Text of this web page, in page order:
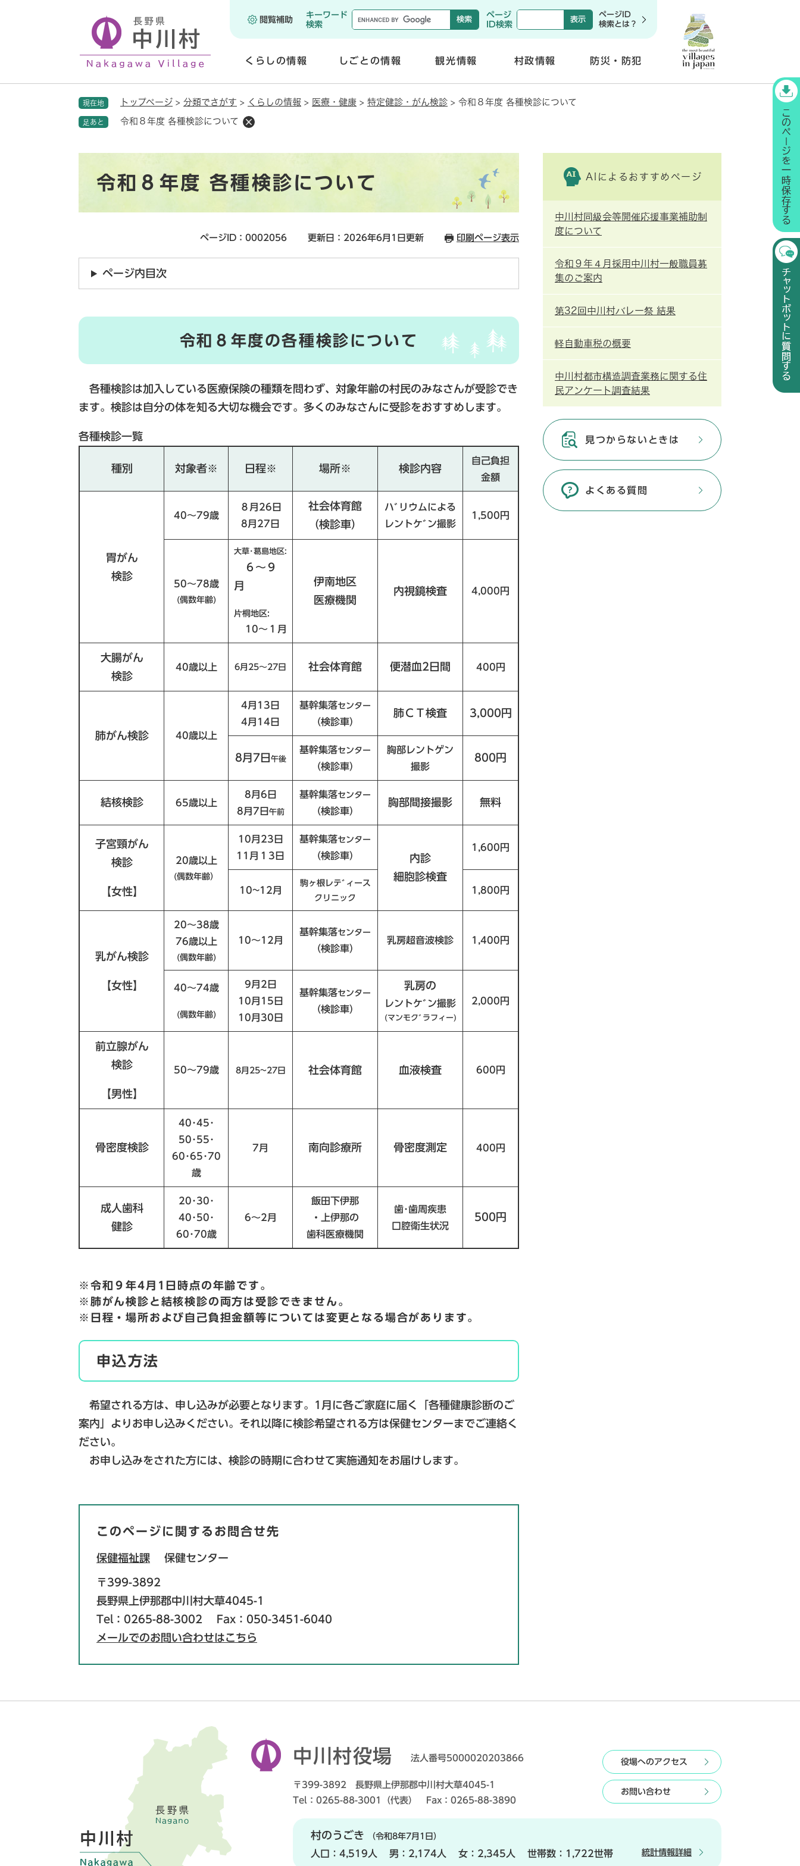
メニューを飛ばして本文へ
閲覧補助
キーワード
検索
ページ
ID検索
ページID
検索とは？
くらしの情報
く
しごとの情報
く
観光情報 村政情報
く
防災・防犯
現在地 トップページ > 分類でさがす > くらしの情報 > 医療・健康 > 特定健診・がん検診 > 令和８年度 各種検診について
足あと 令和８年度 各種検診について
令和８年度 各種検診について
ページID：0002056 更新日：2026年6月1日更新 印刷ページ表示
ページ内目次
令和８年度の各種検診について
各種検診は加入している医療保険の種類を問わず、対象年齢の村民のみなさんが受診でき
ます。検診は自分の体を知る大切な機会です。多くのみなさんに受診をおすすめします。
各種検診一覧
種別 対象者※ 日程※ 場所※ 検診内容
自己負担
金額
胃がん
検診
40～79歳
８月26日
8月27日
社会体育館
（検診車）
ハﾞリウムによる
レントケﾞン撮影
1,500円
50～78歳
(偶数年齢)
大草･葛島地区:
６～９
月
片桐地区:
10～１月
伊南地区
医療機関
内視鏡検査 4,000円
大腸がん
検診
40歳以上 6月25～27日 社会体育館 便潜血2日間 400円
肺がん検診 40歳以上
4月13日
4月14日
基幹集落センター
（検診車）
肺ＣＴ検査 3,000円
8月7日 午後
基幹集落センター
（検診車）
胸部レントゲン
撮影
800円
結核検診 65歳以上
8月6日
8月7日 午前
基幹集落センター
（検診車）
胸部間接撮影 無料
子宮頸がん
検診
【女性】
20歳以上
(偶数年齢）
10月23日
11月１3日
基幹集落センター
（検診車）
内診
細胞診検査
1,600円
10~12月
駒ヶ根レテﾞィース
クリニック
1,800円
乳がん検診
【女性】
20～38歳
76歳以上
(偶数年齢)
10～12月
基幹集落センター
（検診車）
乳房超音波検診 1,400円
40～74歳
(偶数年齢)
9月2日
10月15日
10月30日
基幹集落センター
（検診車）
乳房の
レントケﾞン撮影
(マンモクﾞラフィー)
2,000円
前立腺がん
検診
【男性】
50～79歳 8月25~27日 社会体育館 血液検査 600円
骨密度検診
40･45･
50･55･
60･65･70
歳
7月 南向診療所 骨密度測定 400円
成人歯科
健診
20･30･
40･50･
60･70歳
6～2月
飯田下伊那
・上伊那の
歯科医療機関
歯･歯周疾患
口腔衛生状況
500円
※令和９年4月1日時点の年齢です。
※肺がん検診と結核検診の両方は受診できません。
※日程・場所および自己負担金額等については変更となる場合があります。
申込方法
希望される方は、申し込みが必要となります。1月に各ご家庭に届く「各種健康診断のご
案内」よりお申し込みください。それ以降に検診希望される方は保健センターまでご連絡く
ださい。
お申し込みをされた方には、検診の時期に合わせて実施通知をお届けします。
このページに関するお問合せ先
保健福祉課 保健センター
〒399-3892
長野県上伊那郡中川村大草4045-1
Tel：0265-88-3002
Fax：050-3451-6040
メールでのお問い合わせはこちら
AIによるおすすめページ
中川村同級会等開催応援事業補助制
度について
令和９年４月採用中川村一般職員募
集のご案内
第32回中川村バレー祭 結果
軽自動車税の概要
中川村都市構造調査業務に関する住
民アンケート調査結果
見つからないときは
よくある質問
中川村役場 法人番号5000020203866
〒399-3892 長野県上伊那郡中川村大草4045-1
Tel：0265-88-3001（代表） Fax：0265-88-3890
役場へのアクセス
お問い合わせ
村のうごき （令和8年7月1日）
人口： 4,519人 男： 2,174人 女： 2,345人 世帯数： 1,722世帯 統計情報詳細